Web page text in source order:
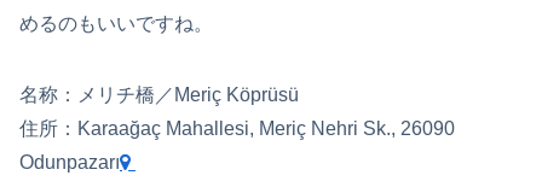
めるのもいいですね。
名称：メリチ橋／Meriç Köprüsü
住所：Karaağaç Mahallesi, Meriç Nehri Sk., 26090
Odunpazarı